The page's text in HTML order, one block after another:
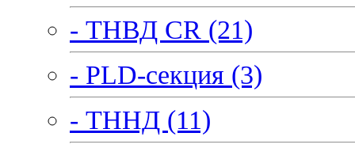
- ТНВД CR (21)
- PLD-секция (3)
- ТННД (11)